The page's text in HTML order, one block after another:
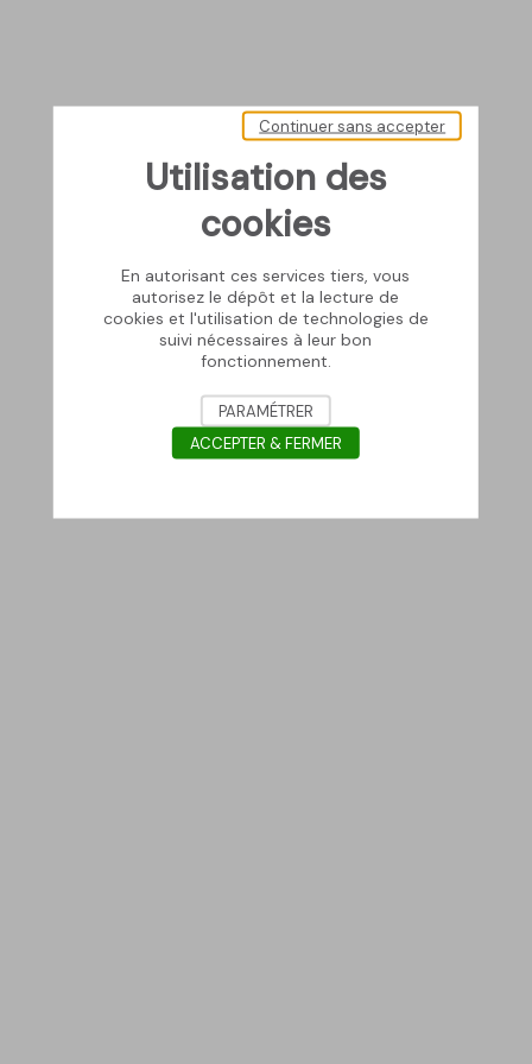
Utilisation des
cookies
En autorisant ces services tiers, vous
autorisez le dépôt et la lecture de
cookies et l'utilisation de technologies de
suivi nécessaires à leur bon
fonctionnement.
Continuer sans accepter
PARAMÉTRER
ACCEPTER & FERMER